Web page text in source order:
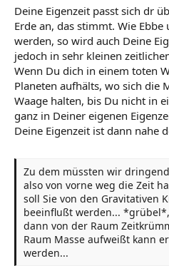
Deine Eigenzeit passt sich dr
Erde an, das stimmt. Wie
werden, so wird auch Deine
jedoch in sehr kleinen
Wenn Du dich in einem toten
Planeten aufhälts, wo sich die
Waage halten, bis Du nicht in
ganz in Deiner eigenen
Deine Eigenzeit ist dann nahe
Zu dem müssten wir
also von vorne weg die Zeit
soll Sie von den Gravitativen
beeinflußt werden...
dann von der Raum
Raum Masse aufweißt kann
werden...